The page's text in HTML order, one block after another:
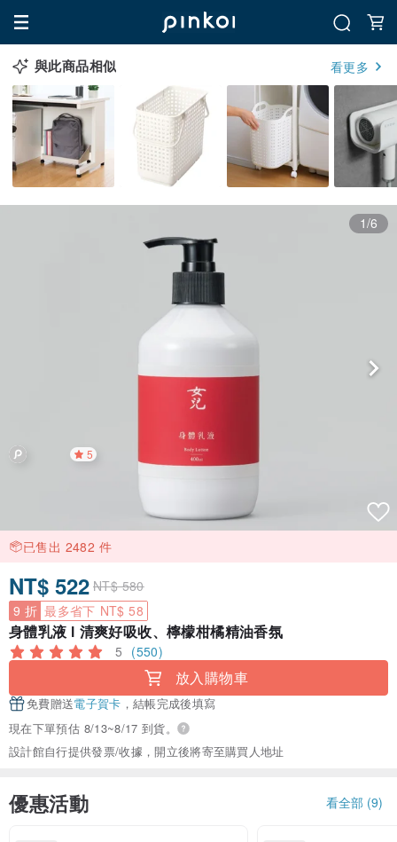
與此商品相似 看更多
1/6
5
已售出 2482 件
NT$ 522 NT$ 580
9 折 最多省下 NT$ 58
身體乳液 l 清爽好吸收、檸檬柑橘精油香氛
5 (550)
放入購物車
免費贈送電子賀卡 ，結帳完成後填寫
現在下單預估 8/13~8/17 到貨。
設計館自行提供發票/收據，開立後將寄至購買人地址
優惠活動 看全部 (9)